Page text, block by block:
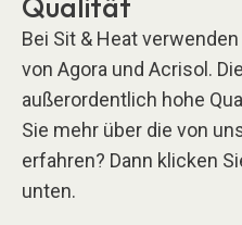
Qualität
Bei Sit & Heat
von Agora und Acrisol.
außerordentlich hohe
Sie mehr über die von
erfahren? Dann klicken
unten.